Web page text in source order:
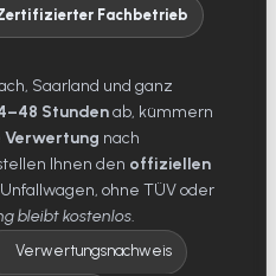
Fachbetrieb
Saarland und ganz
Stundenab, kümmern
nach
Ihnen den offiziellen
ohne TÜV oder
bleibt kostenlos.
Verwertungsnachweis